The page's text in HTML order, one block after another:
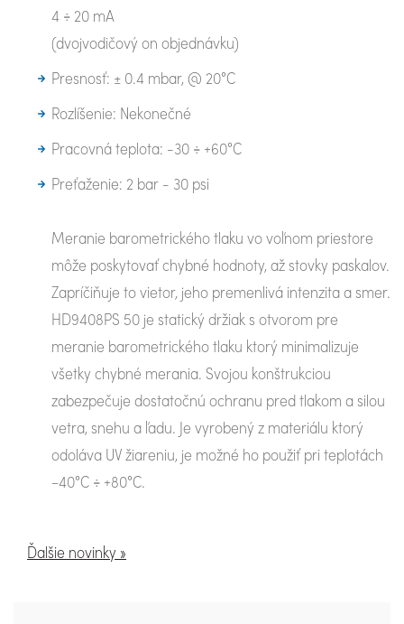
4 ÷ 20 mA
(dvojvodičový on objednávku)
Presnosť: ± 0.4 mbar, @ 20°C
Rozlíšenie: Nekonečné
Pracovná teplota: -30 ÷ +60°C
Preťaženie: 2 bar - 30 psi
Meranie barometrického tlaku vo voľnom priestore
môže poskytovať chybné hodnoty, až stovky paskalov.
Zapríčiňuje to vietor, jeho premenlivá intenzita a smer.
HD9408PS 50 je statický držiak s otvorom pre
meranie barometrického tlaku ktorý minimalizuje
všetky chybné merania. Svojou konštrukciou
zabezpečuje dostatočnú ochranu pred tlakom a silou
vetra, snehu a ľadu. Je vyrobený z materiálu ktorý
odoláva UV žiareniu, je možné ho použiť pri teplotách
–40°C ÷ +80°C.
Ďalšie novinky »